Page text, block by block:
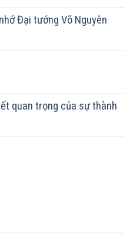
Đại tướng Võ Nguyên
quan trọng của sự thành